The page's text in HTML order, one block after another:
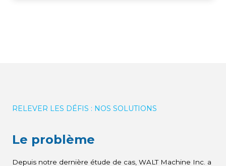
RELEVER LES DÉFIS : NOS SOLUTIONS
Le problème
Depuis notre dernière étude de cas, WALT Machine Inc. a